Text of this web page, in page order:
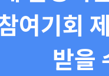
여기회
받을